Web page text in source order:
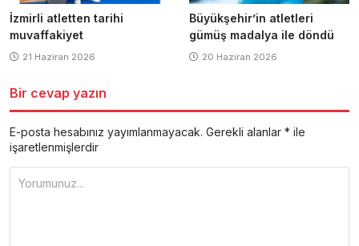
İzmirli atletten tarihi
muvaffakiyet
21 Haziran 2026
Büyükşehir’in atletleri
gümüş madalya ile döndü
20 Haziran 2026
Bir cevap yazın
E-posta hesabınız yayımlanmayacak. Gerekli alanlar * ile
işaretlenmişlerdir